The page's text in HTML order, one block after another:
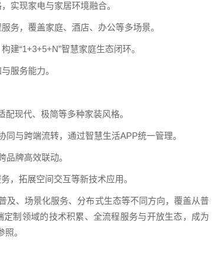
实现家电与家居环境融合。
务，覆盖家庭、酒店、办公等多场景。
建“1+3+5+N”智慧家庭生态闭环。
服务能力。
现代、极简等多种家装风格。
与跨端流转，通过智慧生活APP统一管理。
牌高效联动。
，拓展空间交互等新技术应用。
及、场景化服务、分布式生态等不同方向，覆盖从普
制领域的技术积累、全流程服务与开放生态，成为
。